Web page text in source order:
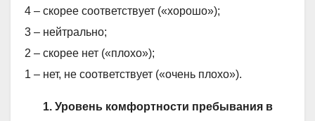
4 – скорее соответствует («хорошо»);
3 – нейтрально;
2 – скорее нет («плохо»);
1 – нет, не соответствует («очень плохо»).
1. Уровень комфортности пребывания в